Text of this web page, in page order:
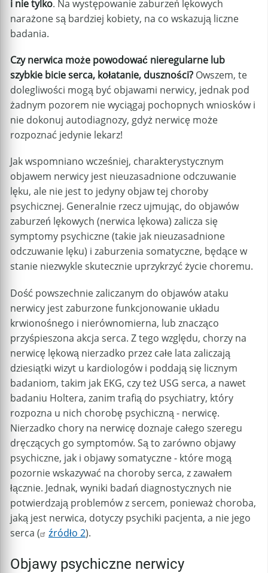
i nie tylko. Na występowanie zaburzeń lękowych
narażone są bardziej kobiety, na co wskazują liczne
badania.
Czy nerwica może powodować nieregularne lub
szybkie bicie serca, kołatanie, duszności? Owszem, te
dolegliwości mogą być objawami nerwicy, jednak pod
żadnym pozorem nie wyciągaj pochopnych wniosków i
nie dokonuj autodiagnozy, gdyż nerwicę może
rozpoznać jedynie lekarz!
Jak wspomniano wcześniej, charakterystycznym
objawem nerwicy jest nieuzasadnione odczuwanie
lęku, ale nie jest to jedyny objaw tej choroby
psychicznej. Generalnie rzecz ujmując, do objawów
zaburzeń lękowych (nerwica lękowa) zalicza się
symptomy psychiczne (takie jak nieuzasadnione
odczuwanie lęku) i zaburzenia somatyczne, będące w
stanie niezwykle skutecznie uprzykrzyć życie choremu.
Dość powszechnie zaliczanym do objawów ataku
nerwicy jest zaburzone funkcjonowanie układu
krwionośnego i nierównomierna, lub znacząco
przyśpieszona akcja serca. Z tego względu, chorzy na
nerwicę lękową nierzadko przez całe lata zaliczają
dziesiątki wizyt u kardiologów i poddają się licznym
badaniom, takim jak EKG, czy też USG serca, a nawet
badaniu Holtera, zanim trafią do psychiatry, który
rozpozna u nich chorobę psychiczną - nerwicę.
Nierzadko chory na nerwicę doznaje całego szeregu
dręczących go symptomów. Są to zarówno objawy
psychiczne, jak i objawy somatyczne - które mogą
pozornie wskazywać na choroby serca, z zawałem
łącznie. Jednak, wyniki badań diagnostycznych nie
potwierdzają problemów z sercem, ponieważ choroba,
jaką jest nerwica, dotyczy psychiki pacjenta, a nie jego
serca (
źródło 2).
Objawy psychiczne nerwicy